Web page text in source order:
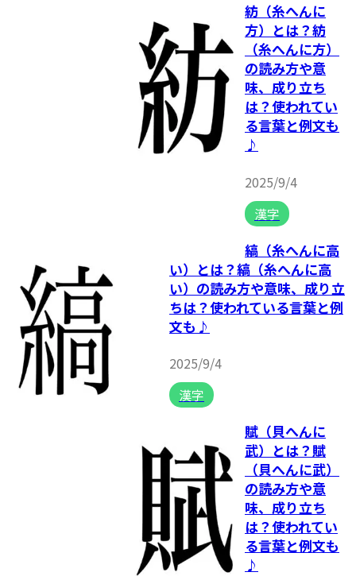
紡（糸へんに
方）とは？紡
（糸へんに方）
の読み方や意
味、成り立ち
は？使われてい
る言葉と例文も
♪
2025/9/4
漢字
縞（糸へんに高
い）とは？縞（糸へんに高
い）の読み方や意味、成り立
ちは？使われている言葉と例
文も♪
2025/9/4
漢字
賦（貝へんに
武）とは？賦
（貝へんに武）
の読み方や意
味、成り立ち
は？使われてい
る言葉と例文も
♪